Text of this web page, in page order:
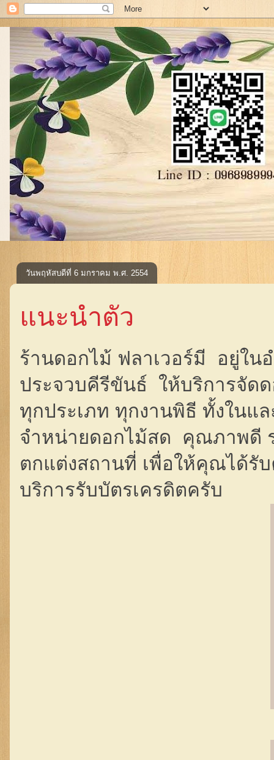
วันพฤหัสบดีที่ 6 มกราคม พ.ศ. 2554
แนะนำตัว
ร้านดอกไม้ ฟลาเวอร์มี อยู่ใน
ประจวบคีรีขันธ์ ให้บริการจัด
ทุกประเภท ทุกงานพิธี ทั้งใน
จำหน่ายดอกไม้สด คุณภาพดี
ตกแต่งสถานที่ เพื่อให้คุณได้รั
บริการรับบัตรเครดิตครับ